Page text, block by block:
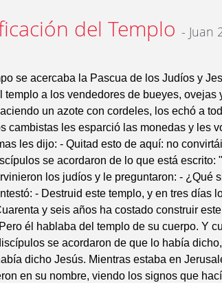
del Templo - Juan
se acercaba la Pascua de los Judíos y
templo a los vendedores de bueyes, ovejas
un azote con cordeles, los echó a
cambistas les esparció las monedas y les
les dijo: - Quitad esto de aquí: no
se acordaron de lo que está escrito:
los judíos y le preguntaron: - ¿Qué
- Destruid este templo, y en tres días
y seis años ha costado construir
él hablaba del templo de su cuerpo. Y
se acordaron de que lo había
dicho Jesús. Mientras estaba en
en su nombre, viendo los signos que